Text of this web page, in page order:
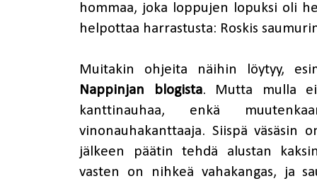
hommaa, joka loppujen lopuksi oli
helpottaa harrastusta: Roskis
Muitakin ohjeita näihin löytyy,
Nappinjan blogista. Mutta mulla
kanttinauhaa, enkä
vinonauhakanttaaja. Siispä väsäsin
jälkeen päätin tehdä alustan
vasten on nihkeä vahakangas, ja